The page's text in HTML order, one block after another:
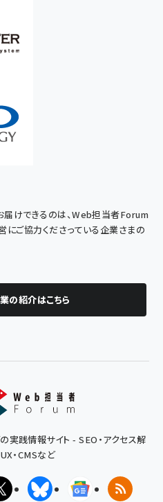
けできるのは、Web担当者Forum
にご協力くださっている企業さまの
の紹介はこちら
実践情報サイト - SEO・アクセス解
・CMSなど
X(エックス)BlueskyGoogleニュ
RSS